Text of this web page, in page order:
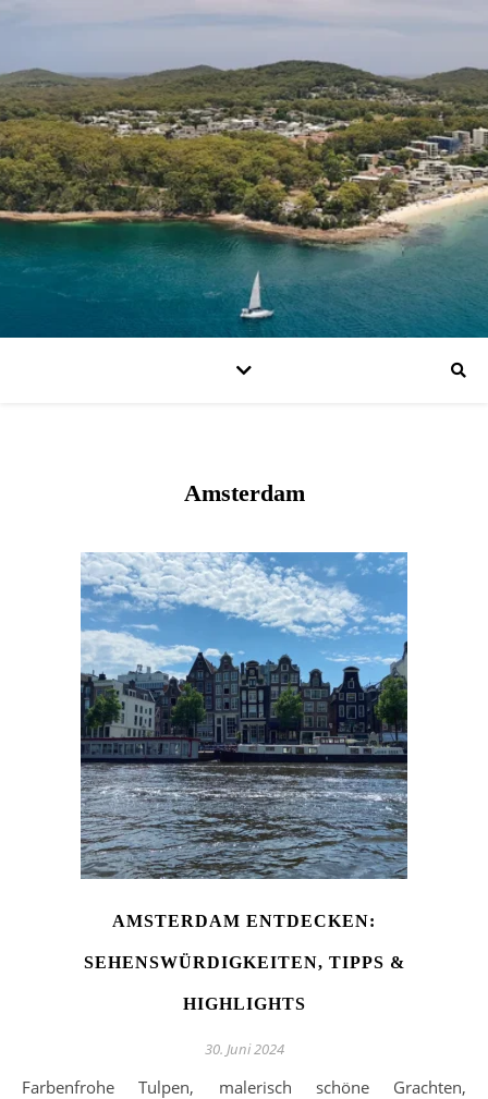
Amsterdam
AMSTERDAM ENTDECKEN:
SEHENSWÜRDIGKEITEN, TIPPS &
HIGHLIGHTS
30. Juni 2024
Farbenfrohe Tulpen, malerisch schöne Grachten,